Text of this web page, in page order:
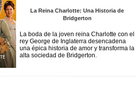
La Reina Charlotte: Una Historia de
Bridgerton
La boda de la joven reina Charlotte con el
rey George de Inglaterra desencadena
una épica historia de amor y transforma la
alta sociedad de Bridgerton.